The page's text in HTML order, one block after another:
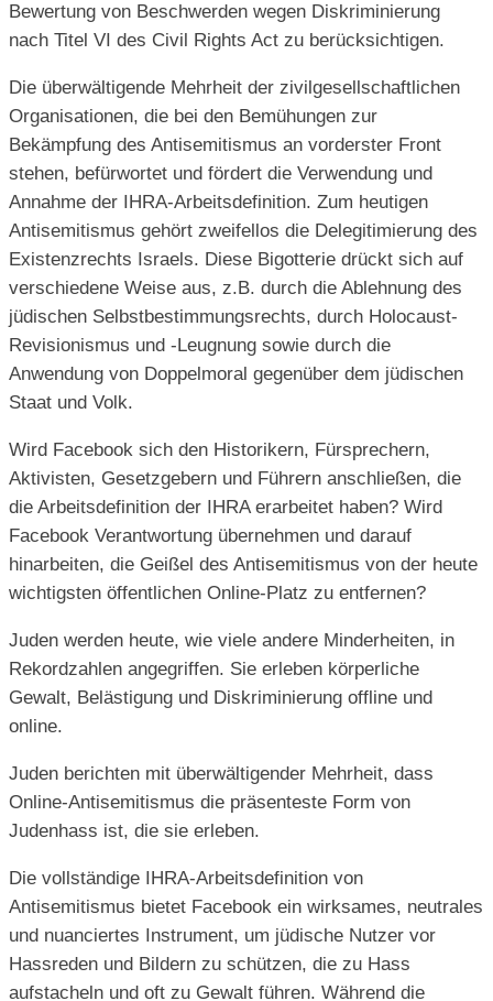
Bewertung von Beschwerden wegen Diskriminierung
nach Titel VI des Civil Rights Act zu berücksichtigen.
Die überwältigende Mehrheit der zivilgesellschaftlichen
Organisationen, die bei den Bemühungen zur
Bekämpfung des Antisemitismus an vorderster Front
stehen, befürwortet und fördert die Verwendung und
Annahme der IHRA-Arbeitsdefinition. Zum heutigen
Antisemitismus gehört zweifellos die Delegitimierung des
Existenzrechts Israels. Diese Bigotterie drückt sich auf
verschiedene Weise aus, z.B. durch die Ablehnung des
jüdischen Selbstbestimmungsrechts, durch Holocaust-
Revisionismus und -Leugnung sowie durch die
Anwendung von Doppelmoral gegenüber dem jüdischen
Staat und Volk.
Wird Facebook sich den Historikern, Fürsprechern,
Aktivisten, Gesetzgebern und Führern anschließen, die
die Arbeitsdefinition der IHRA erarbeitet haben? Wird
Facebook Verantwortung übernehmen und darauf
hinarbeiten, die Geißel des Antisemitismus von der heute
wichtigsten öffentlichen Online-Platz zu entfernen?
Juden werden heute, wie viele andere Minderheiten, in
Rekordzahlen angegriffen. Sie erleben körperliche
Gewalt, Belästigung und Diskriminierung offline und
online.
Juden berichten mit überwältigender Mehrheit, dass
Online-Antisemitismus die präsenteste Form von
Judenhass ist, die sie erleben.
Die vollständige IHRA-Arbeitsdefinition von
Antisemitismus bietet Facebook ein wirksames, neutrales
und nuanciertes Instrument, um jüdische Nutzer vor
Hassreden und Bildern zu schützen, die zu Hass
aufstacheln und oft zu Gewalt führen. Während die